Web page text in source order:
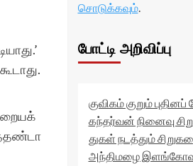
சொடுக்கவும்.
போட்டி அறிவிப்பு
குவிகம் குறும்
கந்தர்வன் நினைவு
துகள் நடத்தும்
அந்திமழை